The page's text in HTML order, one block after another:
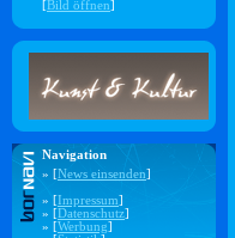
[Bild öffnen]
Navigation
» [News einsenden]
» [Impressum]
» [Datenschutz]
» [Werbung]